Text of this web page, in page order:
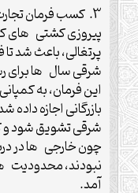
3. کسب فرمان تجارت کمپانی از جهان گیر
پیروزی کشتی های
پرتغالی، باعث شد
شرقی سال ها برای
این فرمان، به
بازرگانی اجازه
شرقی تشویق شود و
چون خارجی ها در
نبودند، محدودیت
آمد.